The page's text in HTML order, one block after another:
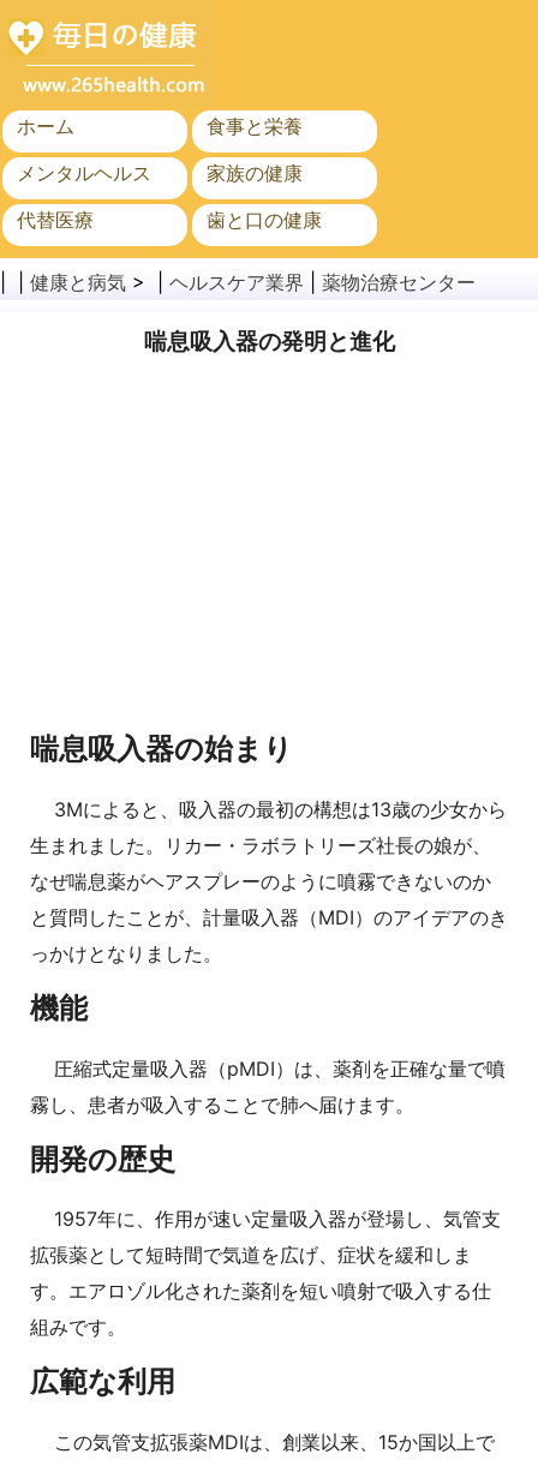
ホーム
食事と栄養
メンタルヘルス
家族の健康
代替医療
歯と口の健康
がん
健康と病気 > | ヘルスケア業界 薬物治療センター
喘息吸入器の発明と進化
喘息吸入器の始まり
3Mによると、吸入器の最初の構想は13歳の少女から
生まれました。リカー・ラボラトリーズ社長の娘が、
なぜ喘息薬がヘアスプレーのように噴霧できないのか
と質問したことが、計量吸入器（MDI）のアイデアのき
っかけとなりました。
機能
圧縮式定量吸入器（pMDI）は、薬剤を正確な量で噴
霧し、患者が吸入することで肺へ届けます。
開発の歴史
1957年に、作用が速い定量吸入器が登場し、気管支
拡張薬として短時間で気道を広げ、症状を緩和しま
す。エアロゾル化された薬剤を短い噴射で吸入する仕
組みです。
広範な利用
この気管支拡張薬MDIは、創業以来、15か国以上で